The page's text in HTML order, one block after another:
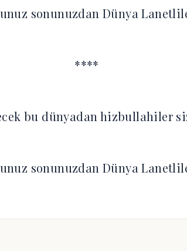
sonunuzdan Dünya
****
bu dünyadan hizbullahiler
sonunuzdan Dünya